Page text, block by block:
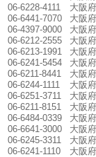
06-6228-4111
大阪
06-6441-7070
大阪
06-4397-9000
大阪
06-6212-2555
大阪
06-6213-1991
大阪
06-6241-5454
大阪
06-6211-8441
大阪
06-6244-1111
大阪
06-6251-3711
大阪
06-6211-8151
大阪
06-6484-0339
大阪
06-6641-3000
大阪
06-6245-3311
大阪
06-6241-1110 大阪